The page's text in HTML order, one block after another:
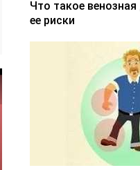
Что такое
ее риски